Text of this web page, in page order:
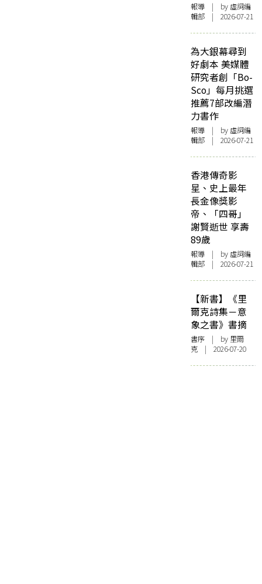
報導 | by 虛詞編
輯部 | 2026-07-21
為大銀幕尋到
好劇本 美媒體
研究者創「Bo-
Sco」每月挑選
推薦7部改編潛
力書作
報導 | by 虛詞編
輯部 | 2026-07-21
香港傳奇影
星、史上最年
長金像獎影
帝、「四哥」
謝賢逝世 享壽
89歲
報導 | by 虛詞編
輯部 | 2026-07-21
【新書】《里
爾克詩集－意
象之書》書摘
書序 | by 里爾
克 | 2026-07-20